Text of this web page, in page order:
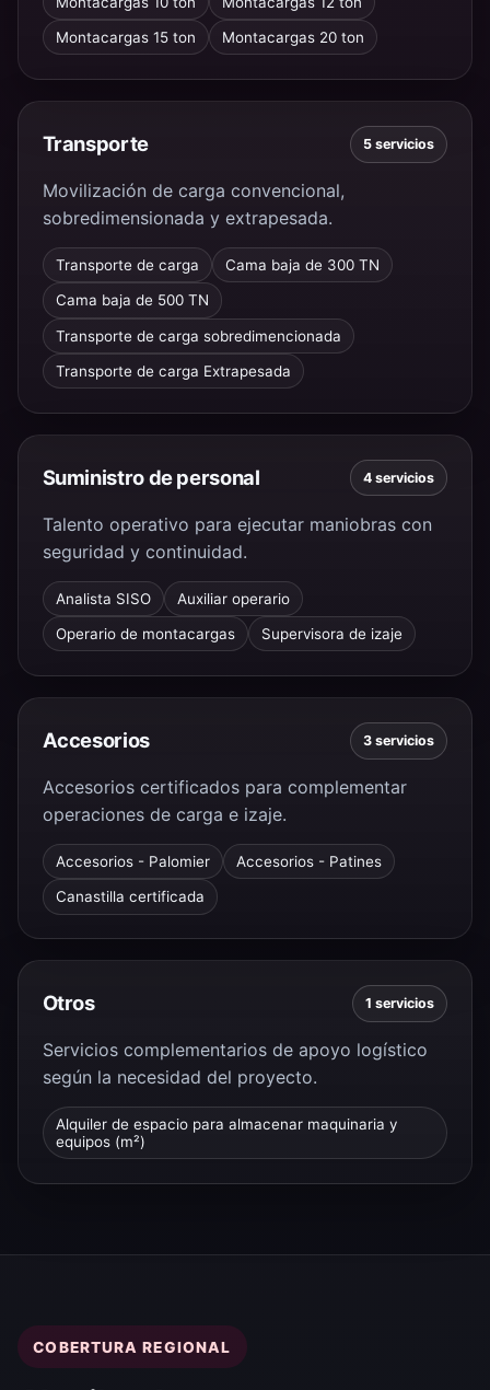
Montacargas 15 ton Montacargas 20 ton
Transporte 5 servicios
Movilización de carga convencional,
sobredimensionada y extrapesada.
Transporte de carga Cama baja de 300 TN
Cama baja de 500 TN
Transporte de carga sobredimencionada
Transporte de carga Extrapesada
Suministro de personal 4 servicios
Talento operativo para ejecutar maniobras con
seguridad y continuidad.
Analista SISO Auxiliar operario
Operario de montacargas Supervisora de izaje
Accesorios 3 servicios
Accesorios certificados para complementar
operaciones de carga e izaje.
Accesorios - Palomier Accesorios - Patines
Canastilla certificada
Otros 1 servicios
Servicios complementarios de apoyo logístico
según la necesidad del proyecto.
Alquiler de espacio para almacenar maquinaria y
equipos (m²)
COBERTURA REGIONAL